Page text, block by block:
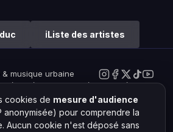
Liste des artistes
musique urbaine
réservés ·Mentions légales·Gérer les
cookies de mesure d'audience
anonymisée) pour comprendre la
Aucun cookie n'est déposé sans